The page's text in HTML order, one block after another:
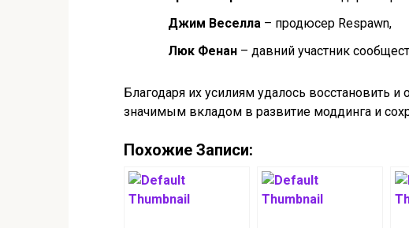
Джим Веселла – продюсер Respawn,
Люк Фенан – давний участник
Благодаря их усилиям удалось восстановить и
значимым вкладом в развитие моддинга и
Похожие Записи: